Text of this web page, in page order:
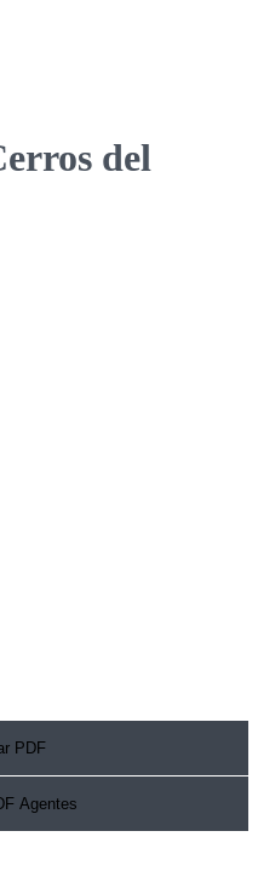
del
PDF
Agentes